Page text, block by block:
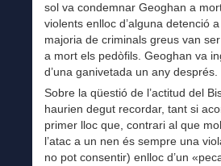
sol va condemnar Geoghan a
violents enlloc d’alguna detenció
majoria de criminals greus van
a mort els pedòfils. Geoghan va
d’una ganivetada un any
Sobre la qüestió de l’actitud del
haurien degut recordar, tant si
primer lloc que, contrari al que
l’atac a un nen és sempre una
no pot consentir) enlloc d’un